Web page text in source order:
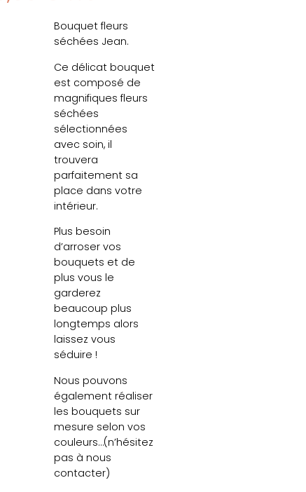
Bouquet fleurs
séchées Jean.
Ce délicat bouquet
est composé de
magnifiques fleurs
séchées
sélectionnées
avec soin, il
trouvera
parfaitement sa
place dans votre
intérieur.
Plus besoin
d’arroser vos
bouquets et de
plus vous le
garderez
beaucoup plus
longtemps alors
laissez vous
séduire !
Nous pouvons
également réaliser
les bouquets sur
mesure selon vos
couleurs…(n’hésitez
pas à nous
contacter)